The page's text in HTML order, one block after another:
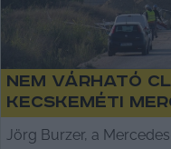
Nem várható
kecskeméti
Jörg Burzer, a